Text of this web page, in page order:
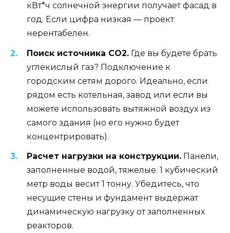
кВт*ч солнечной энергии получает фасад в
год. Если цифра низкая — проект
нерентабелен.
Поиск источника CO2. Где вы будете брать
углекислый газ? Подключение к
городским сетям дорого. Идеально, если
рядом есть котельная, завод или если вы
можете использовать вытяжной воздух из
самого здания (но его нужно будет
концентрировать).
Расчет нагрузки на конструкции. Панели,
заполненные водой, тяжелые. 1 кубический
метр воды весит 1 тонну. Убедитесь, что
несущие стены и фундамент выдержат
динамическую нагрузку от заполненных
реакторов.